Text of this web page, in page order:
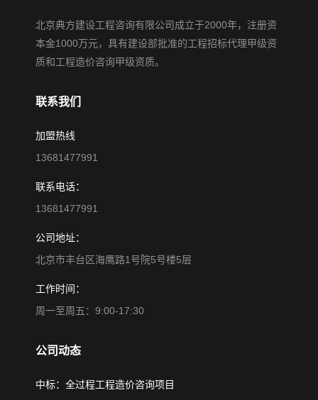
北京典方建设工程咨询有限公司成立于2000年，注册资
本金1000万元，具有建设部批准的工程招标代理甲级资
质和工程造价咨询甲级资质。
联系我们
加盟热线
13681477991
联系电话：
13681477991
公司地址：
北京市丰台区海鹰路1号院5号楼5层
工作时间：
周一至周五：9:00-17:30
公司动态
中标：全过程工程造价咨询项目